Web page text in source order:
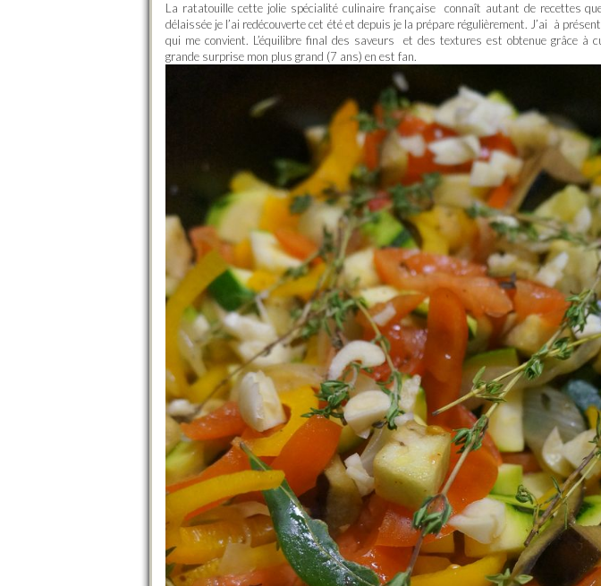
La ratatouille cette jolie spécialité culinaire française connaît autant de recettes
délaissée je l’ai redécouverte cet été et depuis je la prépare régulièrement. J’ai à
qui me convient. L’équilibre final des saveurs et des textures est obtenue grâce à
grande surprise mon plus grand (7 ans) en est fan.